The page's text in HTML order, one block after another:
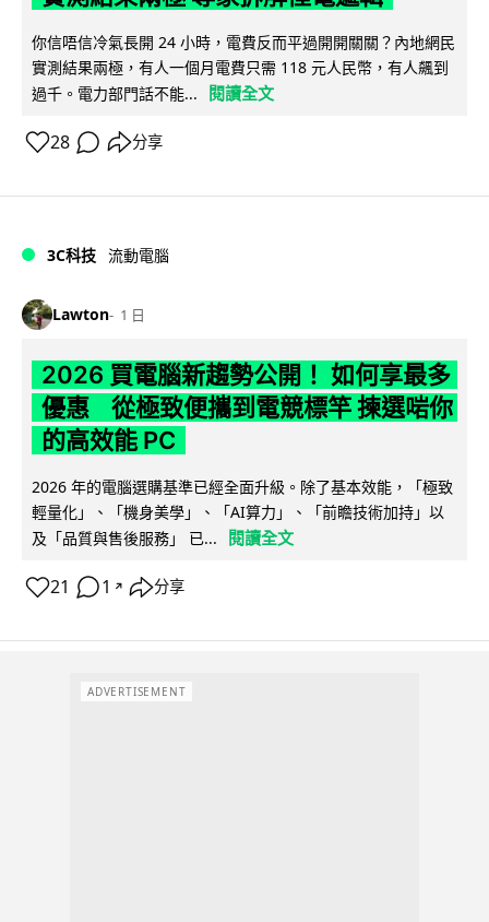
你信唔信冷氣長開 24 小時，電費反而平過開開關關？內地網民
實測結果兩極，有人一個月電費只需 118 元人民幣，有人飆到
過千。電力部門話不能...
閱讀全文
28 分享
3C科技 流動電腦
Lawton 1 日
2026 買電腦新趨勢公開！ 如何享最多
優惠 從極致便攜到電競標竿 揀選啱你
的高效能 PC
2026 年的電腦選購基準已經全面升級。除了基本效能，「極致
輕量化」、「機身美學」、「AI算力」、「前瞻技術加持」以
及「品質與售後服務」 已...
閱讀全文
21 1 ↗ 分享
ADVERTISEMENT